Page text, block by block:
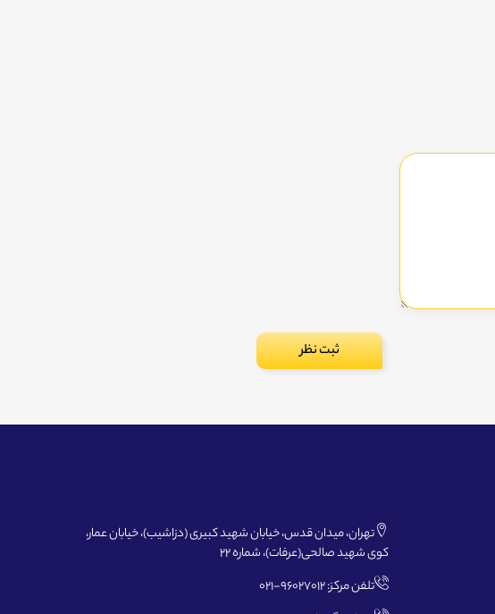
تهران، میدان قدس، خیابان شهید کبیری (دزاشیب)، خیابان عمار،
کوی شهید صالحی(عرفات)، شماره 22
تلفن مرکز: 96027012-021